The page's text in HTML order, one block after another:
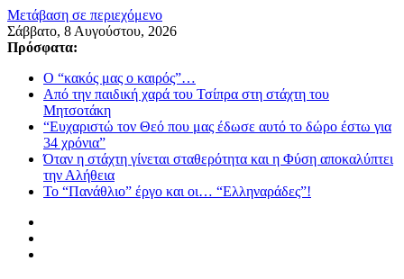
Μετάβαση σε περιεχόμενο
Σάββατο, 8 Αυγούστου, 2026
Πρόσφατα:
Ο “κακός μας ο καιρός”…
Από την παιδική χαρά του Τσίπρα στη στάχτη του
Μητσοτάκη
“Ευχαριστώ τον Θεό που μας έδωσε αυτό το δώρο έστω για
34 χρόνια”
Όταν η στάχτη γίνεται σταθερότητα και η Φύση αποκαλύπτει
την Αλήθεια
Το “Πανάθλιο” έργο και οι… “Ελληναράδες”!